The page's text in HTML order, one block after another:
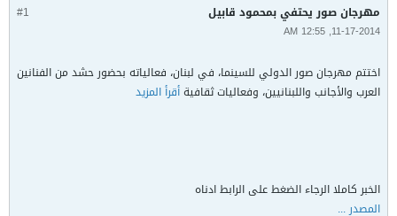
#1 مهرجان صور يحتفي بمحمود قابيل
11-17-2014, 12:55 AM
اختتم مهرجان صور الدولي للسينما، في لبنان، فعالياته بحضور حشد من الفنانين
العرب والأجانب واللبنانيين، وفعاليات ثقافيةأقرأ المزيد
الخبر كاملا الرجاء الضغط على الرابط ادناه
المصدر ...